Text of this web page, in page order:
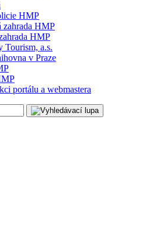
HMP
zahrada HMP
HMP
Tourism, a.s.
v Praze
portálu a webmastera